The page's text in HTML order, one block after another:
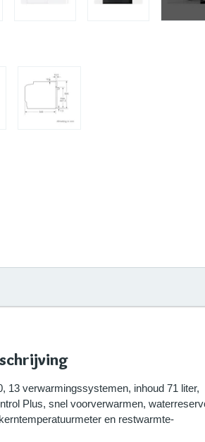
13 verwarmingssystemen, inhoud 71 liter,
Plus, snel voorverwarmen,
en restwarmte-